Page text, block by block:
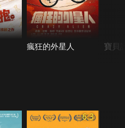
瘋狂的外星人 寶貝
6.3